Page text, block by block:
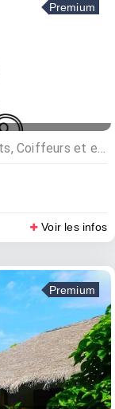
Premium
Restauration , Commerces, Hébergements, Coiffeurs et esthétique, Restaurants, Hôtels
Voir les infos
Premium